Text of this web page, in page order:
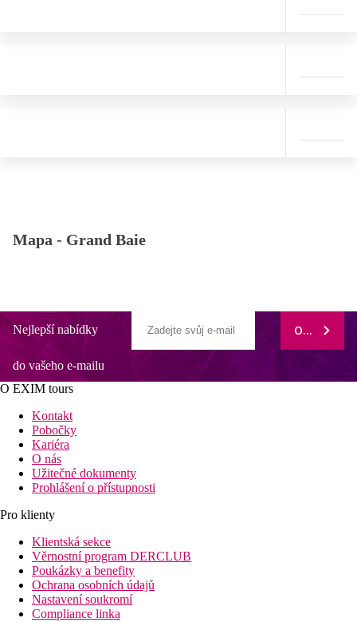
Mapa - Grand Baie
Nejlepší nabídky
do vašeho e-mailu
ODEBÍRAT
O EXIM tours
Kontakt
Pobočky
Kariéra
O nás
Užitečné dokumenty
Prohlášení o přístupnosti
Pro klienty
Klientská sekce
Věrnostní program DERCLUB
Poukázky a benefity
Ochrana osobních údajů
Nastavení soukromí
Compliance linka